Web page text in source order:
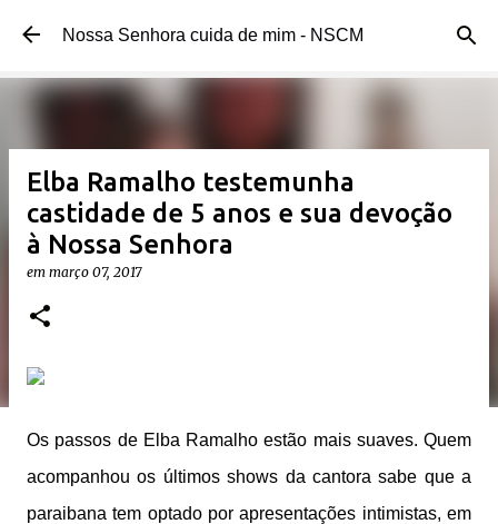
Pular para o conteúdo principal
Nossa Senhora cuida de mim - NSCM
Elba Ramalho testemunha
castidade de 5 anos e sua devoção
à Nossa Senhora
em março 07, 2017
Os passos de Elba Ramalho estão mais suaves. Quem
acompanhou os últimos shows da cantora sabe que a
paraibana tem optado por apresentações intimistas, em